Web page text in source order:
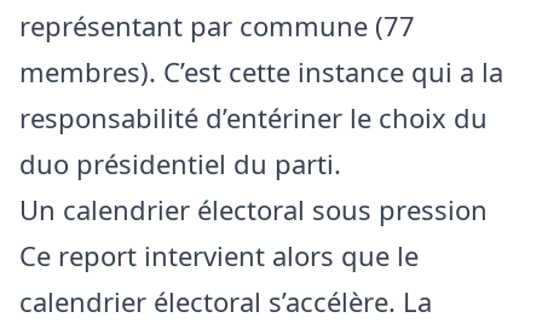
représentant par commune (77
membres). C’est cette instance qui a la
responsabilité d’entériner le choix du
duo présidentiel du parti.
Un calendrier électoral sous pression
Ce report intervient alors que le
calendrier électoral s’accélère. La